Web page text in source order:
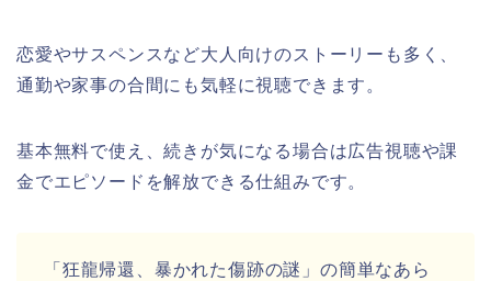
恋愛やサスペンスなど大人向けのストーリーも多く、
通勤や家事の合間にも気軽に視聴できます。
基本無料で使え、続きが気になる場合は広告視聴や課
金でエピソードを解放できる仕組みです。
「狂龍帰還、暴かれた傷跡の謎」の簡単なあら